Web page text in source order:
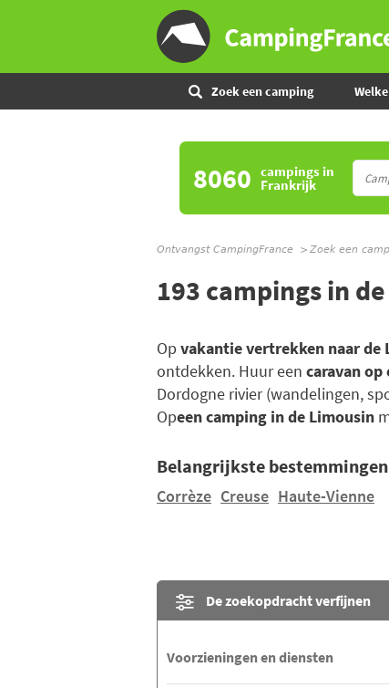
Zoek een camping
8060 campingsin
Frankrijk
Ontvangst CampingFrance Zoek een
193 campings in
Op vakantie vertrekken naar de
ontdekken. Huur een caravan
Dordogne rivier (wandelingen,
Opeen camping in de Limousin
Belangrijkste
Corrèze Creuse Haute-Vienne
De zoekopdracht verfijnen
Voorzieningen en diensten